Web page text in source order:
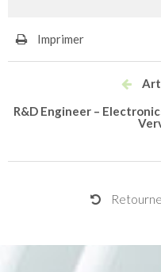
Imprimer
R&D Engineer –